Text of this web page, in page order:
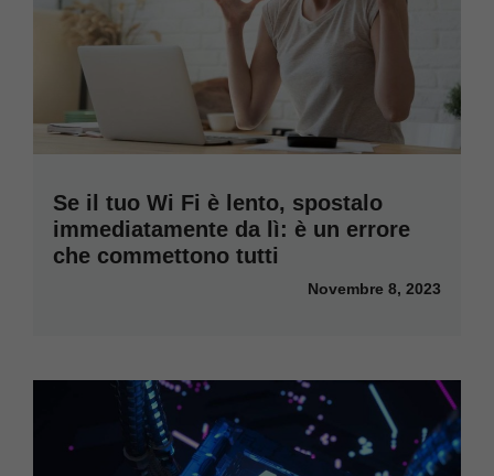
Se il tuo Wi Fi è lento, spostalo
immediatamente da lì: è un errore
che commettono tutti
Novembre 8, 2023